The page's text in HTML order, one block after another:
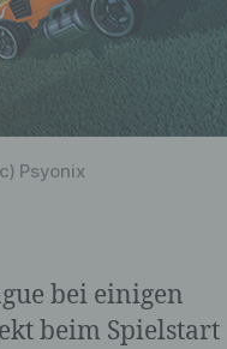
Psyonix
bei einigen
beim Spielstart